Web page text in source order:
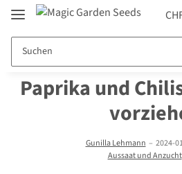
Paprika und
Gunilla Lehmann – 2024-
Aussaat und Anzucht